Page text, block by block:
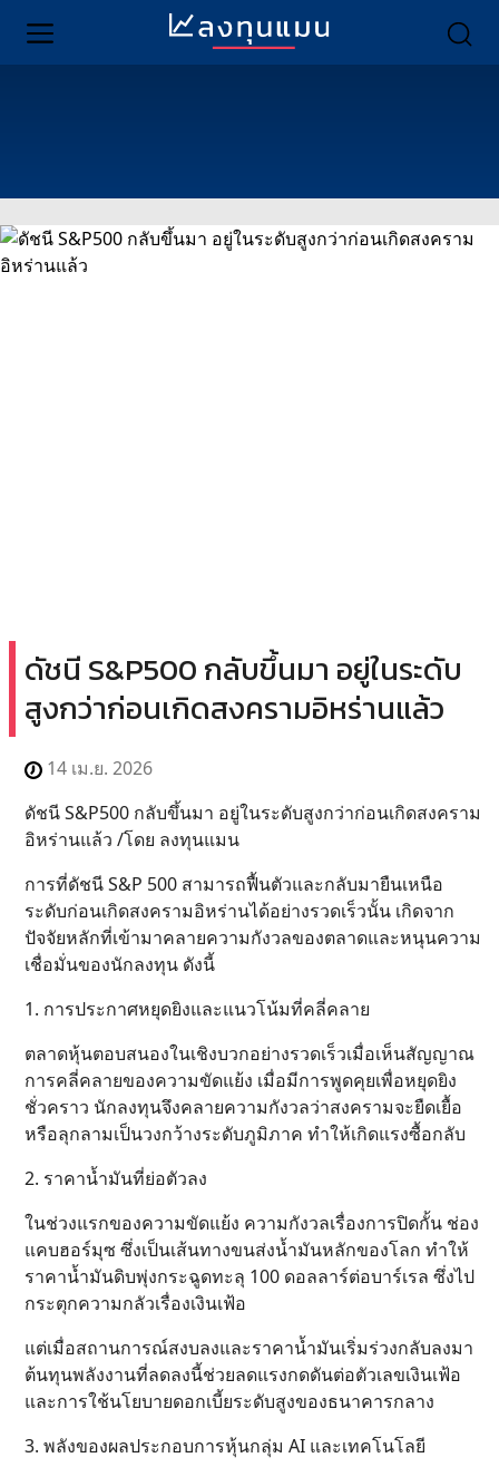
ดัชนี S&P500 กลับขึ้นมา อยู่ในระดับ
สูงกว่าก่อนเกิดสงครามอิหร่านแล้ว
14 เม.ย. 2026
ดัชนี S&P500 กลับขึ้นมา อยู่ในระดับสูงกว่าก่อนเกิดสงคราม
อิหร่านแล้ว /โดย ลงทุนแมน
การที่ดัชนี S&P 500 สามารถฟื้นตัวและกลับมายืนเหนือ
ระดับก่อนเกิดสงครามอิหร่านได้อย่างรวดเร็วนั้น เกิดจาก
ปัจจัยหลักที่เข้ามาคลายความกังวลของตลาดและหนุนความ
เชื่อมั่นของนักลงทุน ดังนี้
1. การประกาศหยุดยิงและแนวโน้มที่คลี่คลาย
ตลาดหุ้นตอบสนองในเชิงบวกอย่างรวดเร็วเมื่อเห็นสัญญาณ
การคลี่คลายของความขัดแย้ง เมื่อมีการพูดคุยเพื่อหยุดยิง
ชั่วคราว นักลงทุนจึงคลายความกังวลว่าสงครามจะยืดเยื้อ
หรือลุกลามเป็นวงกว้างระดับภูมิภาค ทำให้เกิดแรงซื้อกลับ
2. ราคาน้ำมันที่ย่อตัวลง
ในช่วงแรกของความขัดแย้ง ความกังวลเรื่องการปิดกั้น ช่อง
แคบฮอร์มุซ ซึ่งเป็นเส้นทางขนส่งน้ำมันหลักของโลก ทำให้
ราคาน้ำมันดิบพุ่งกระฉูดทะลุ 100 ดอลลาร์ต่อบาร์เรล ซึ่งไป
กระตุกความกลัวเรื่องเงินเฟ้อ
แต่เมื่อสถานการณ์สงบลงและราคาน้ำมันเริ่มร่วงกลับลงมา
ต้นทุนพลังงานที่ลดลงนี้ช่วยลดแรงกดดันต่อตัวเลขเงินเฟ้อ
และการใช้นโยบายดอกเบี้ยระดับสูงของธนาคารกลาง
3. พลังของผลประกอบการหุ้นกลุ่ม AI และเทคโนโลยี